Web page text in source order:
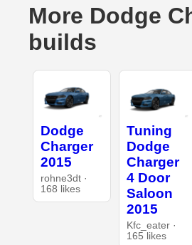
More Dodge
builds
Dodge
Charger
2015
rohne3dt ·
168 likes
Tuning
Dodge
Charger
4 Door
Saloon
2015
Kfc_eater ·
165 likes